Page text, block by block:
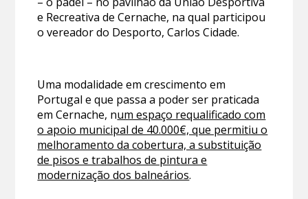
e Recreativa de Cernache, na qual participou
o vereador do Desporto, Carlos Cidade.
Uma modalidade em crescimento em
Portugal e que passa a poder ser praticada
em Cernache, num espaço requalificado com
o apoio municipal de 40.000€, que permitiu o
melhoramento da cobertura, a substituição
de pisos e trabalhos de pintura e
modernização dos balneários.